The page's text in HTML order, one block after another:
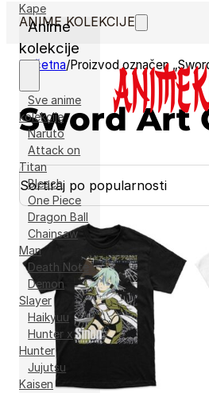
Kape
Anime
kolekcije
Sve anime
kolekcije
Naruto
Attack on
Titan
Bleach
One Piece
Dragon Ball
Chainsaw
Man
Death Note
Demon
Slayer
Haikyuu
Hunter x
Hunter
Jujutsu
Kaisen
ANIME KOLEKCIJE
Početna/Proizvod označen
Sword Art